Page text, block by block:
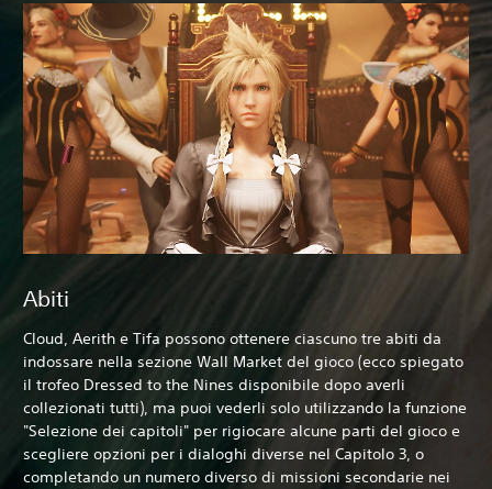
Abiti
Cloud, Aerith e Tifa possono ottenere ciascuno tre abiti da
indossare nella sezione Wall Market del gioco (ecco spiegato
il trofeo Dressed to the Nines disponibile dopo averli
collezionati tutti), ma puoi vederli solo utilizzando la funzione
"Selezione dei capitoli" per rigiocare alcune parti del gioco e
scegliere opzioni per i dialoghi diverse nel Capitolo 3, o
completando un numero diverso di missioni secondarie nei